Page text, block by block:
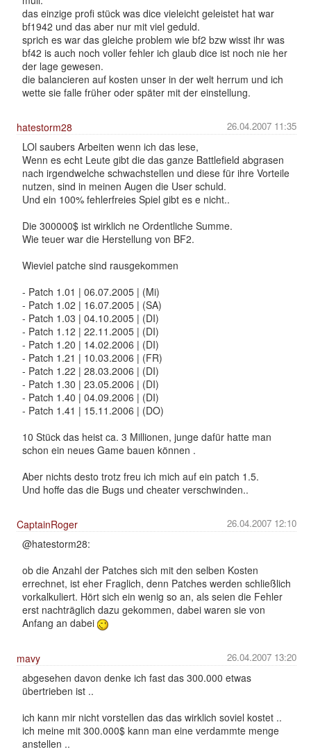
das einzige profi stück was dice vieleicht geleistet hat war
bf1942 und das aber nur mit viel geduld.
sprich es war das gleiche problem wie bf2 bzw wisst ihr was
bf42 is auch noch voller fehler ich glaub dice ist noch nie her
der lage gewesen.
die balancieren auf kosten unser in der welt herrum und ich
wette sie falle früher oder später mit der einstellung.
26.04.2007 11:35
hatestorm28
LOl saubers Arbeiten wenn ich das lese,
Wenn es echt Leute gibt die das ganze Battlefield abgrasen
nach irgendwelche schwachstellen und diese für ihre Vorteile
nutzen, sind in meinen Augen die User schuld.
Und ein 100% fehlerfreies Spiel gibt es e nicht..
Die 300000$ ist wirklich ne Ordentliche Summe.
Wie teuer war die Herstellung von BF2.
Wieviel patche sind rausgekommen
- Patch 1.01 | 06.07.2005 | (Mi)
- Patch 1.02 | 16.07.2005 | (SA)
- Patch 1.03 | 04.10.2005 | (DI)
- Patch 1.12 | 22.11.2005 | (DI)
- Patch 1.20 | 14.02.2006 | (DI)
- Patch 1.21 | 10.03.2006 | (FR)
- Patch 1.22 | 28.03.2006 | (DI)
- Patch 1.30 | 23.05.2006 | (DI)
- Patch 1.40 | 04.09.2006 | (DI)
- Patch 1.41 | 15.11.2006 | (DO)
10 Stück das heist ca. 3 Millionen, junge dafür hatte man
schon ein neues Game bauen können .
Aber nichts desto trotz freu ich mich auf ein patch 1.5.
Und hoffe das die Bugs und cheater verschwinden..
26.04.2007 12:10
CaptainRoger
@hatestorm28:
ob die Anzahl der Patches sich mit den selben Kosten
errechnet, ist eher Fraglich, denn Patches werden schließlich
vorkalkuliert. Hört sich ein wenig so an, als seien die Fehler
erst nachträglich dazu gekommen, dabei waren sie von
Anfang an dabei
26.04.2007 13:20
mavy
abgesehen davon denke ich fast das 300.000 etwas
übertrieben ist ..
ich kann mir nicht vorstellen das das wirklich soviel kostet ..
ich meine mit 300.000$ kann man eine verdammte menge
anstellen ..